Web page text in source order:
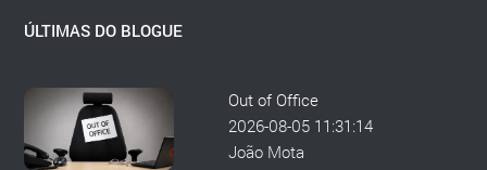
ÚLTIMAS DO BLOGUE
Out of Office
2026-08-05 11:31:14
João Mota